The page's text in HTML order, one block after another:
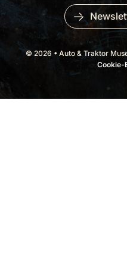
© 2026 • Auto & Traktor
Cookie-